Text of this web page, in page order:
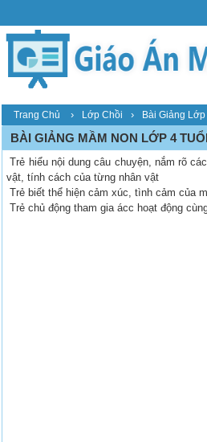
Trang Chủ › Lớp Chồi › Bài Giảng
BÀI GIẢNG MẦM NON LỚP 4
Trẻ hiểu nội dung câu chuyện, nắm rõ
vật, tính cách của từng nhân vật
Trẻ biết thể hiện cảm xúc, tình cảm của
Trẻ chủ động tham gia ácc hoạt động